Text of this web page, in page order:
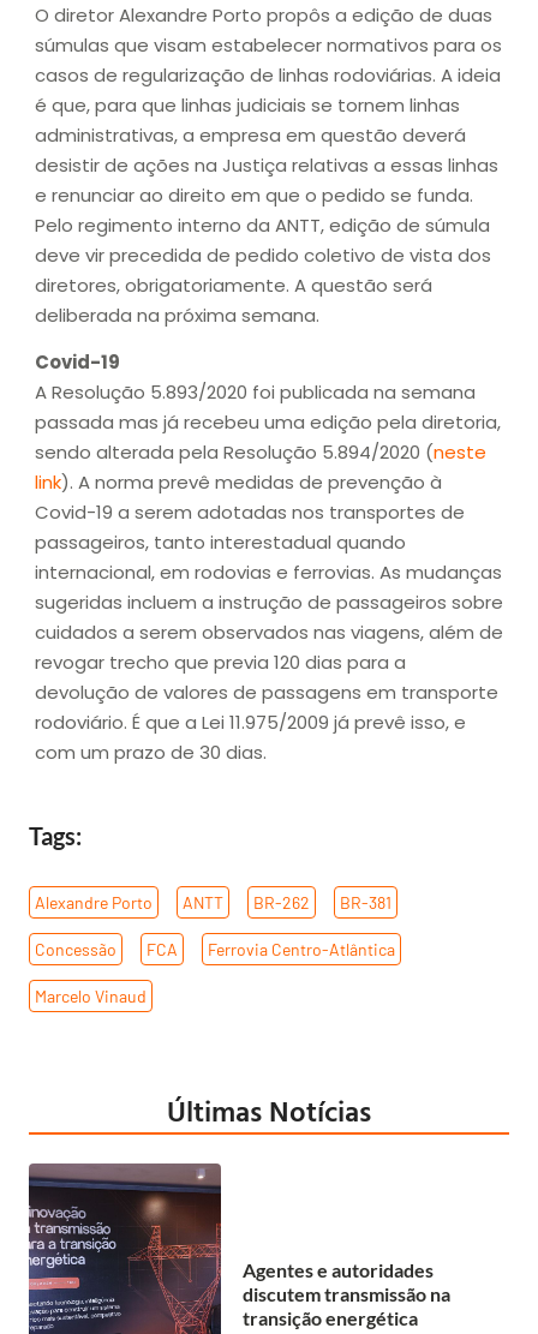
O diretor Alexandre Porto propôs a edição de duas
súmulas que visam estabelecer normativos para os
casos de regularização de linhas rodoviárias. A ideia
é que, para que linhas judiciais se tornem linhas
administrativas, a empresa em questão deverá
desistir de ações na Justiça relativas a essas linhas
e renunciar ao direito em que o pedido se funda.
Pelo regimento interno da ANTT, edição de súmula
deve vir precedida de pedido coletivo de vista dos
diretores, obrigatoriamente. A questão será
deliberada na próxima semana.
Covid-19
A Resolução 5.893/2020 foi publicada na semana
passada mas já recebeu uma edição pela diretoria,
sendo alterada pela Resolução 5.894/2020 (neste
link). A norma prevê medidas de prevenção à
Covid-19 a serem adotadas nos transportes de
passageiros, tanto interestadual quando
internacional, em rodovias e ferrovias. As mudanças
sugeridas incluem a instrução de passageiros sobre
cuidados a serem observados nas viagens, além de
revogar trecho que previa 120 dias para a
devolução de valores de passagens em transporte
rodoviário. É que a Lei 11.975/2009 já prevê isso, e
com um prazo de 30 dias.
Tags:
Alexandre Porto ANTT BR-262 BR-381
Concessão FCA Ferrovia Centro-Atlântica
Marcelo Vinaud
Últimas Notícias
Agentes e autoridades
discutem transmissão na
transição energética